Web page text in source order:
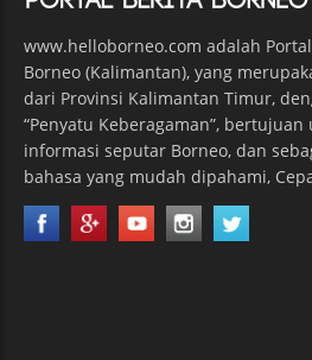
www.helloborneo.com adalah
Borneo (Kalimantan), yang
dari Provinsi Kalimantan Timur,
“Penyatu Keberagaman”,
informasi seputar Borneo, dan
bahasa yang mudah dipahami,